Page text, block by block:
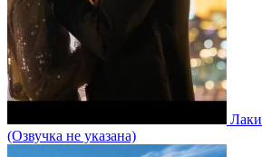
Лаки
(Озвучка не указана)